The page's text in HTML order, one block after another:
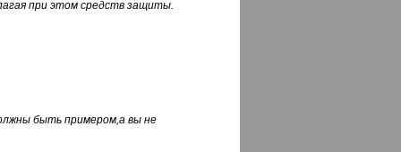
при этом средств защиты.
быть примером,а вы не